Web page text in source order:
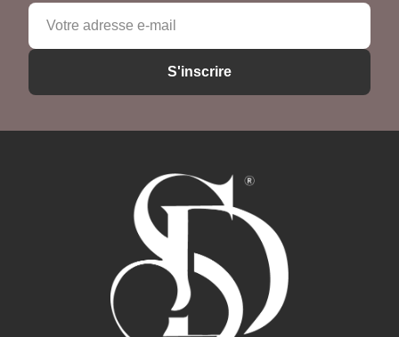
Adresse
mail
S'inscrire